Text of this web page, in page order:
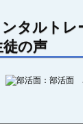
ンタルト
の声
：部活面